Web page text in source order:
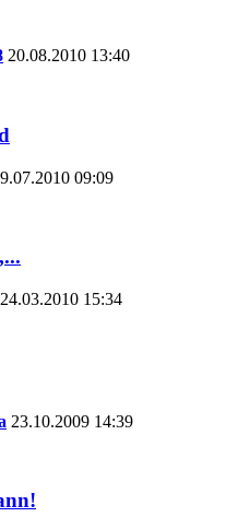
20.08.2010 13:40
09:09
24.03.2010 15:34
23.10.2009 14:39